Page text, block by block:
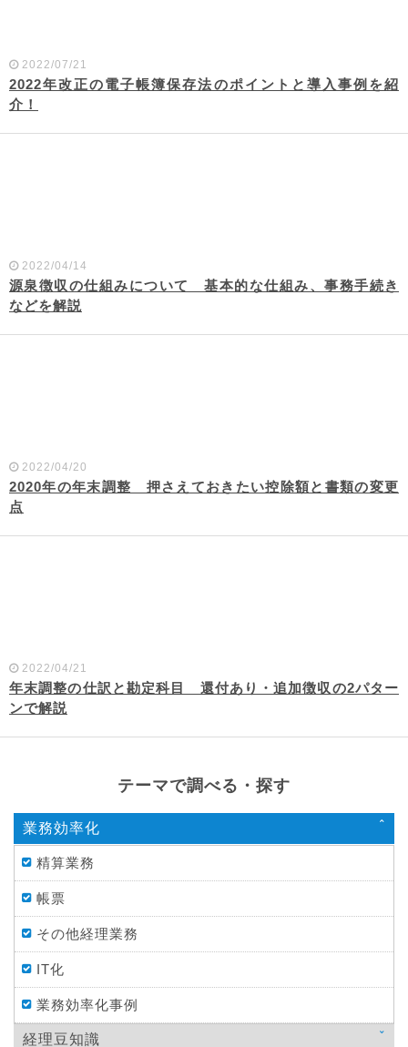
2022/07/21
2022年改正の電子帳簿保存法のポイントと導入事例を紹
介！
2022/04/14
源泉徴収の仕組みについて 基本的な仕組み、事務手続き
などを解説
2022/04/20
2020年の年末調整 押さえておきたい控除額と書類の変更
点
2022/04/21
年末調整の仕訳と勘定科目 還付あり・追加徴収の2パター
ンで解説
テーマで調べる・探す
業務効率化
精算業務
帳票
その他経理業務
IT化
業務効率化事例
経理豆知識